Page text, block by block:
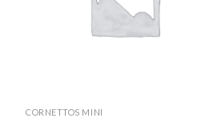
CORNETTOS MINI